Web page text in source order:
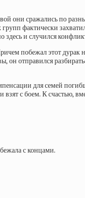
сражались по
фактически
здесь и случился
побежал этот дурак
он отправился
для семей
с боем. К
с концами.